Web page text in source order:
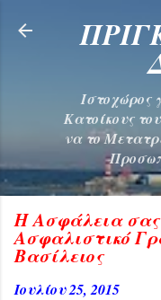
Μετάβαση
Ιστοχώρος
Κατοίκους
να το
Η Ασφάλεια σας
Ασφαλιστικό
Βασίλειος
Ιουλίου 25, 2015